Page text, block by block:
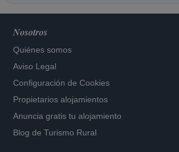
Nosotros
Quiénes somos
Aviso Legal
Configuración de Cookies
Propietarios alojamientos
Anuncia gratis tu alojamiento
Blog de Turismo Rural